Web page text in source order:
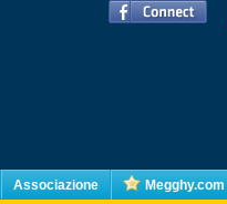
Associazione Megghy.com